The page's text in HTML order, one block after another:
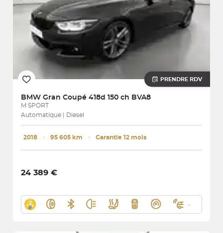
PRENDRE RDV
BMW Gran Coupé 418d 150 ch BVA8
M SPORT
Automatique | Diesel
2018 ･ 95 605 km ･ Garantie 12 mois
24 389 €